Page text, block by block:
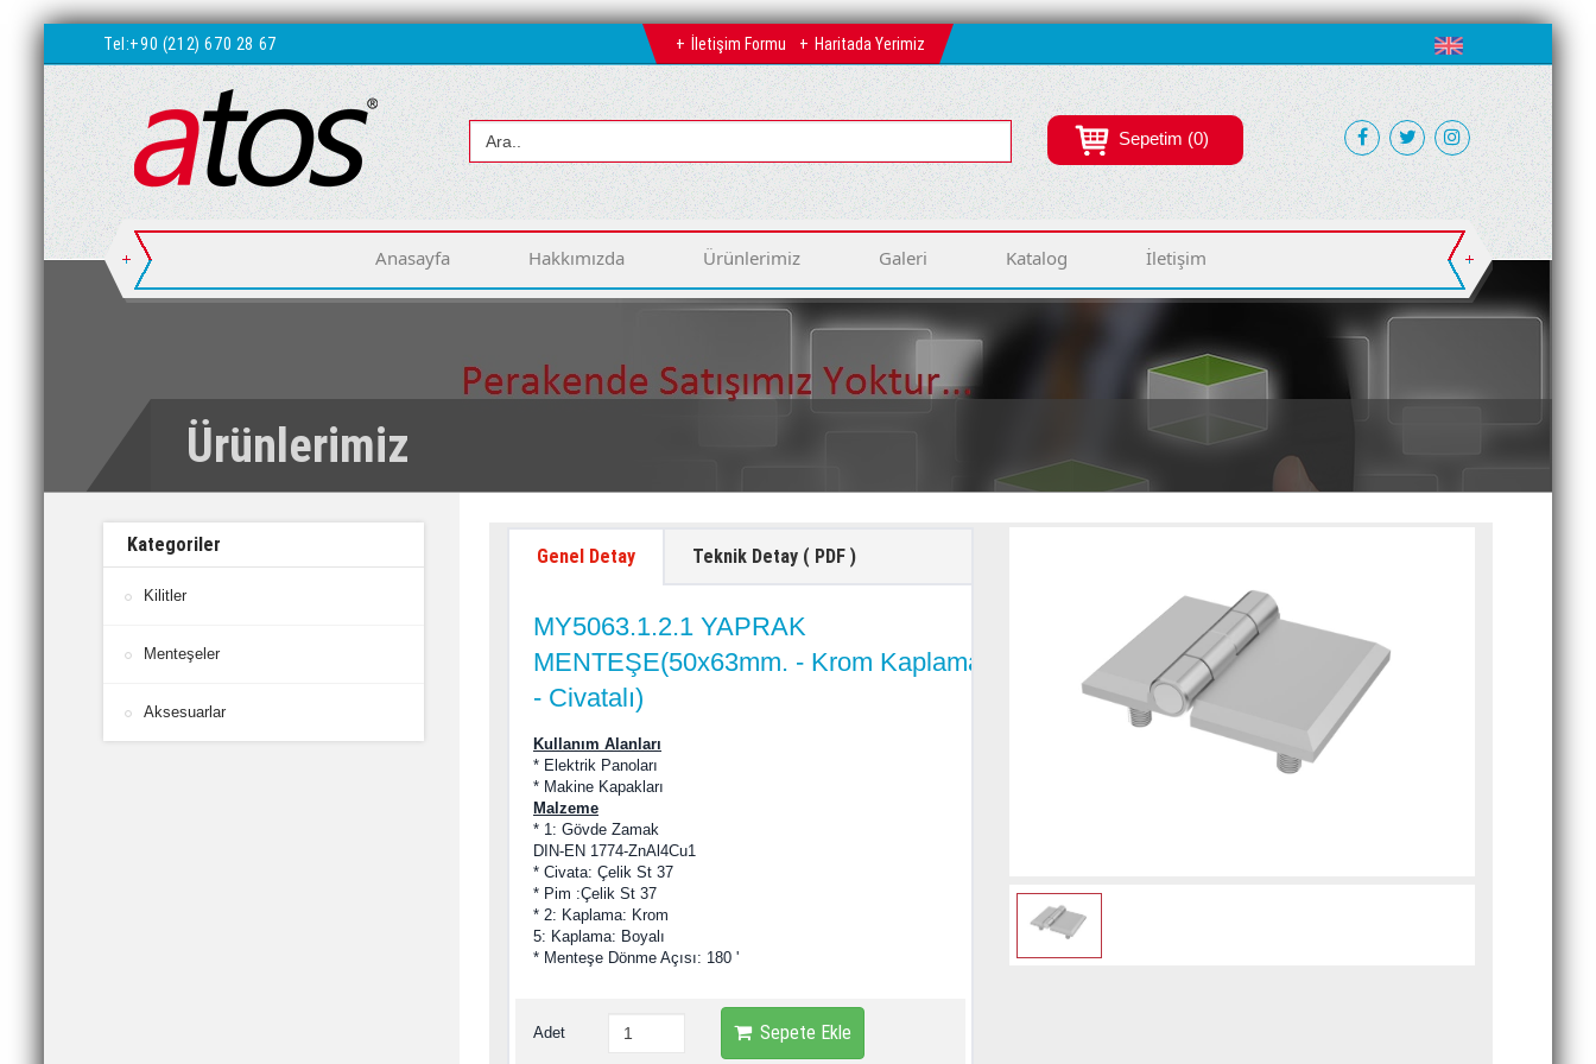
Tel:+90 (212) 670 28 67 İletişim Formu Haritada Yerimiz
Sepetim (0)
Anasayfa Hakkımızda Ürünlerimiz Galeri Katalog İletişim
Ürünlerimiz
Kategoriler
Kilitler
Menteşeler
Aksesuarlar
Genel Detay Teknik Detay ( PDF )
MY5063.1.2.1 YAPRAK
MENTEŞE(50x63mm. - Krom Kaplamalı
- Civatalı)
Kullanım Alanları
* Elektrik Panoları
* Makine Kapakları
Malzeme
* 1: Gövde Zamak
DIN-EN 1774-ZnAl4Cu1
* Civata: Çelik St 37
* Pim :Çelik St 37
* 2: Kaplama: Krom
5: Kaplama: Boyalı
* Menteşe Dönme Açısı: 180 '
Adet Sepete Ekle